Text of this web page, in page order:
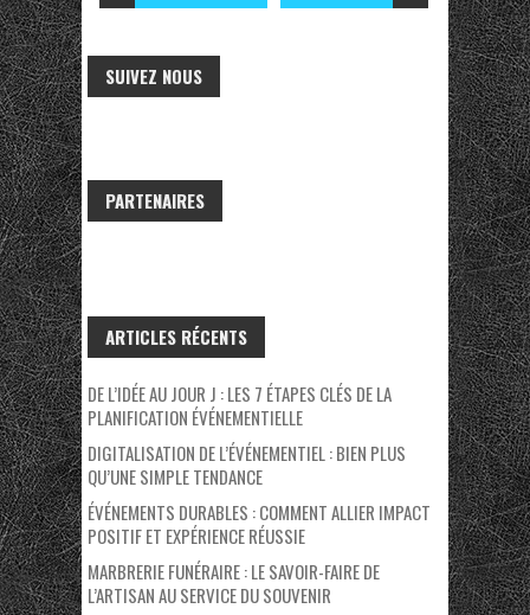
SUIVEZ NOUS
PARTENAIRES
ARTICLES RÉCENTS
DE L’IDÉE AU JOUR J : LES 7 ÉTAPES CLÉS DE LA
PLANIFICATION ÉVÉNEMENTIELLE
DIGITALISATION DE L’ÉVÉNEMENTIEL : BIEN PLUS
QU’UNE SIMPLE TENDANCE
ÉVÉNEMENTS DURABLES : COMMENT ALLIER IMPACT
POSITIF ET EXPÉRIENCE RÉUSSIE
MARBRERIE FUNÉRAIRE : LE SAVOIR-FAIRE DE
L’ARTISAN AU SERVICE DU SOUVENIR